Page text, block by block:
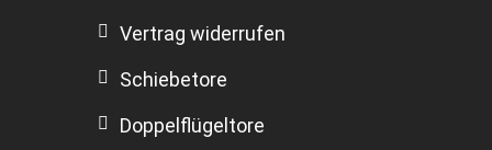
Vertrag widerrufen
Schiebetore
Doppelflügeltore